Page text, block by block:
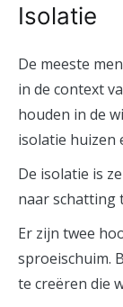
Isolatie
De meeste
in de context
houden in de
isolatie huizen
De isolatie is
naar schatting
Er zijn twee
sproeischuim.
te creëren die